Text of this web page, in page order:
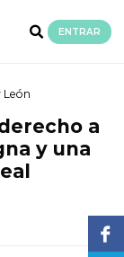
ENTRAR
León
a
y una